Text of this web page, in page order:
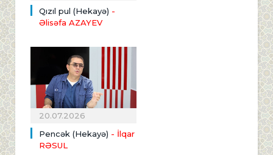
Qızıl pul (Hekayə) -
Əlisəfa AZAYEV
20.07.2026
Pencək (Hekayə) - İlqar
RƏSUL